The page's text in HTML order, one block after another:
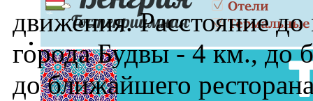
движения. Расстояние
города Будвы - 4 км., до
до ближайшего